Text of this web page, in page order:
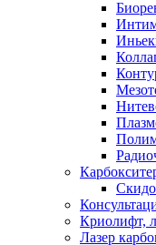
Криолифт,
Лазер